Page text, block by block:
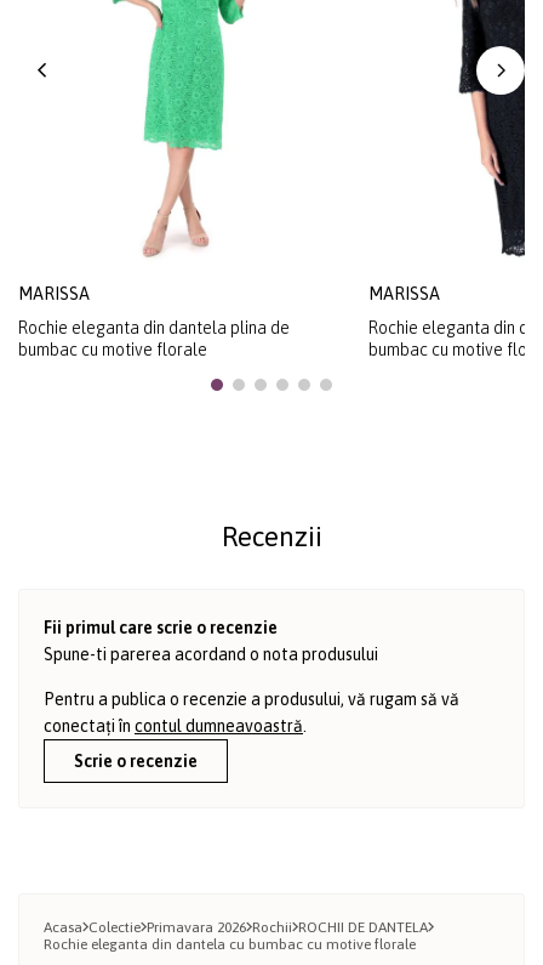
MARISSA
Rochie eleganta din dantela plina de
bumbac cu motive florale
MARISSA
Rochie eleganta din
bumbac cu motive
Recenzii
Fii primul care scrie o recenzie
Spune-ti parerea acordand o nota produsului
Pentru a publica o recenzie a produsului, vă rugam să vă
conectați în contul dumneavoastră
Scrie o recenzie
Acasa Colectie Primavara 2026 Rochii ROCHII DE DANTELA
Rochie eleganta din dantela cu bumbac cu motive florale